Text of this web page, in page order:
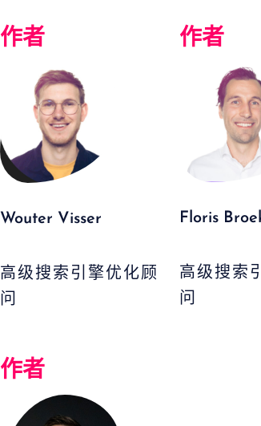
作者
Wouter Visser
高级搜索引擎优化顾
问
作者
Floris
高级搜索
问
作者